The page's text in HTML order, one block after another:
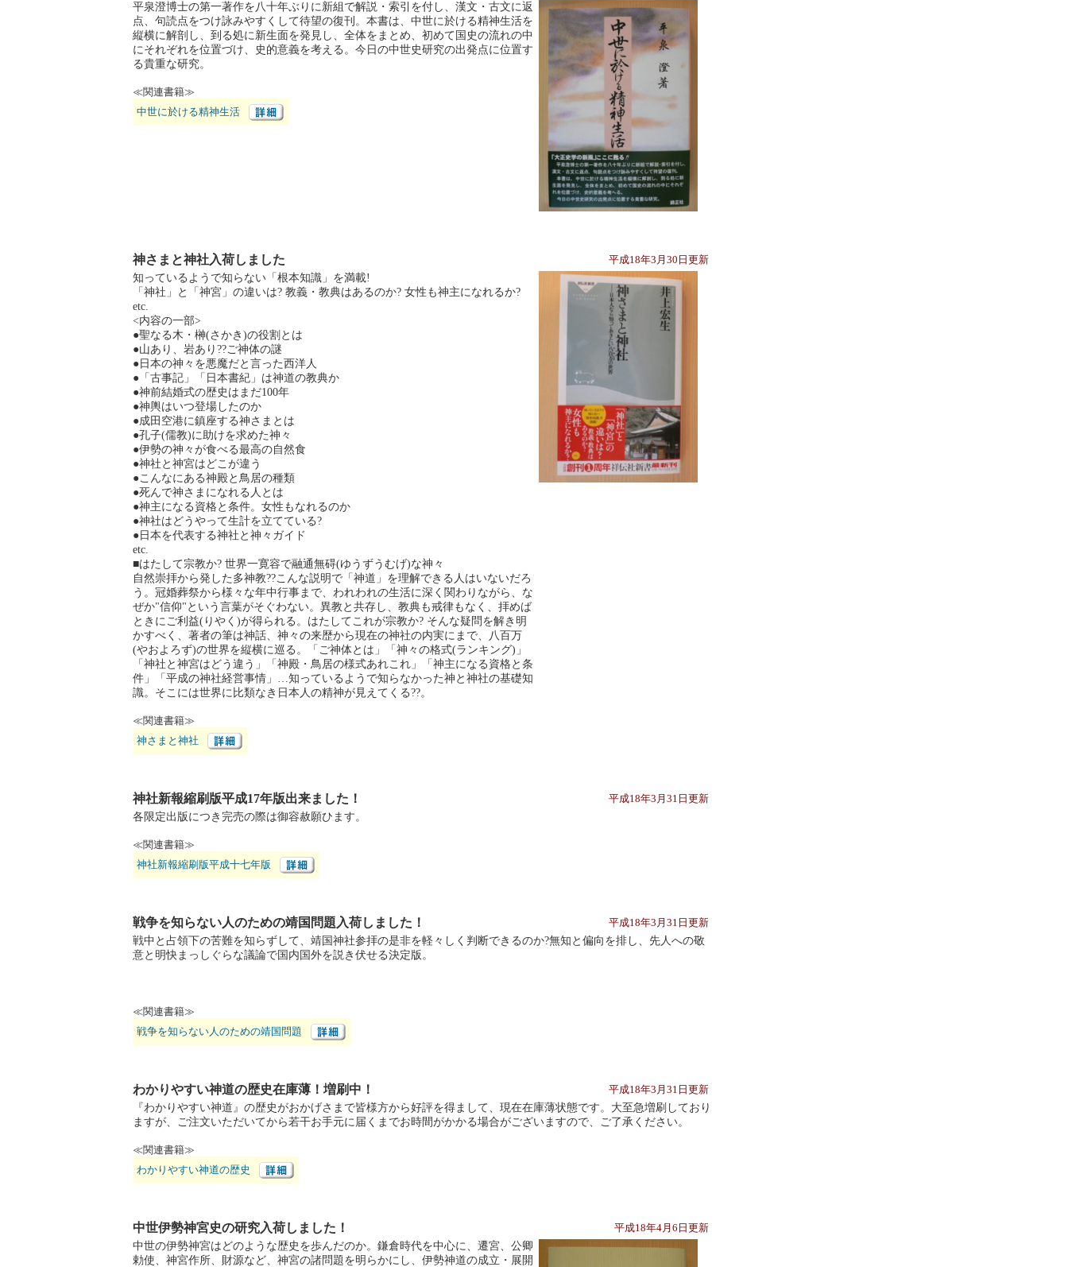
平泉澄博士の第一著作を八十年ぶりに新組で解説・索引を付し、漢文・古文に返
点、句読点をつけ詠みやすくして待望の復刊。本書は、中世に於ける精神生活を
縦横に解剖し、到る処に新生面を発見し、全体をまとめ、初めて国史の流れの中
にそれぞれを位置づけ、史的意義を考える。今日の中世史研究の出発点に位置す
る貴重な研究。
≪関連書籍≫
中世に於ける精神生活
神さまと神社入荷しました
平成18年3月30日更新
知っているようで知らない「根本知識」を満載!
「神社」と「神宮」の違いは? 教義・教典はあるのか? 女性も神主になれるか?
etc.
<内容の一部>
●聖なる木・榊(さかき)の役割とは
●山あり、岩あり??ご神体の謎
●日本の神々を悪魔だと言った西洋人
●「古事記」「日本書紀」は神道の教典か
●神前結婚式の歴史はまだ100年
●神輿はいつ登場したのか
●成田空港に鎮座する神さまとは
●孔子(儒教)に助けを求めた神々
●伊勢の神々が食べる最高の自然食
●神社と神宮はどこが違う
●こんなにある神殿と鳥居の種類
●死んで神さまになれる人とは
●神主になる資格と条件。女性もなれるのか
●神社はどうやって生計を立てている?
●日本を代表する神社と神々ガイド
etc.
■はたして宗教か? 世界一寛容で融通無碍(ゆうずうむげ)な神々
自然崇拝から発した多神教??こんな説明で「神道」を理解できる人はいないだろ
う。冠婚葬祭から様々な年中行事まで、われわれの生活に深く関わりながら、な
ぜか"信仰"という言葉がそぐわない。異教と共存し、教典も戒律もなく、拝めば
ときにご利益(りやく)が得られる。はたしてこれが宗教か? そんな疑問を解き明
かすべく、著者の筆は神話、神々の来歴から現在の神社の内実にまで、八百万
(やおよろず)の世界を縦横に巡る。「ご神体とは」「神々の格式(ランキング)」
「神社と神宮はどう違う」「神殿・鳥居の様式あれこれ」「神主になる資格と条
件」「平成の神社経営事情」…知っているようで知らなかった神と神社の基礎知
識。そこには世界に比類なき日本人の精神が見えてくる??。
≪関連書籍≫
神さまと神社
神社新報縮刷版平成17年版出来ました！
平成18年3月31日更新
各限定出版につき完売の際は御容赦願ひます。
≪関連書籍≫
神社新報縮刷版平成十七年版
戦争を知らない人のための靖国問題入荷しました！
平成18年3月31日更新
戦中と占領下の苦難を知らずして、靖国神社参拝の是非を軽々しく判断できるのか?無知と偏向を排し、先人への敬
意と明快まっしぐらな議論で国内国外を説き伏せる決定版。
≪関連書籍≫
戦争を知らない人のための靖国問題
わかりやすい神道の歴史在庫薄！増刷中！
平成18年3月31日更新
『わかりやすい神道』の歴史がおかげさまで皆様方から好評を得まして、現在在庫薄状態です。大至急増刷しており
ますが、ご注文いただいてから若干お手元に届くまでお時間がかかる場合がございますので、ご了承ください。
≪関連書籍≫
わかりやすい神道の歴史
中世伊勢神宮史の研究入荷しました！
平成18年4月6日更新
中世の伊勢神宮はどのような歴史を歩んだのか。鎌倉時代を中心に、遷宮、公卿
勅使、神宮作所、財源など、神宮の諸問題を明らかにし、伊勢神道の成立・展開